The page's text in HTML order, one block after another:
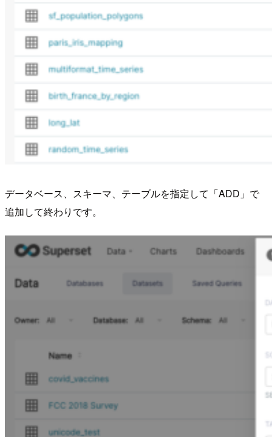
データベース、スキーマ、テーブルを指定して「ADD」で
追加して終わりです。